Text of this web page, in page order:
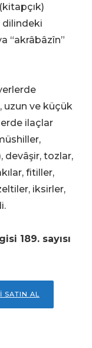
dilindeki
“akrâbâzîn”
uzun ve küçük
ilaçlar
devâşir, tozlar,
fitiller,
iksirler,
189. sayısı
SATIN AL